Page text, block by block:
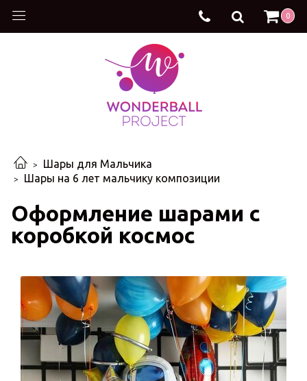
0
Шары для Мальчика
Шары на 6 лет мальчику композиции
Оформление шарами с
коробкой космос